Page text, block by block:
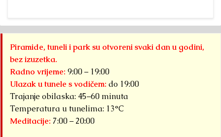
Piramide, tuneli i park su otvoreni svaki dan u godini,
bez izuzetka.
Radno vrijeme: 9:00 – 19:00
Ulazak u tunele s vodičem: do 19:00
Trajanje obilaska: 45–60 minuta
Temperatura u tunelima: 13°C
Meditacije: 7:00 – 20:00